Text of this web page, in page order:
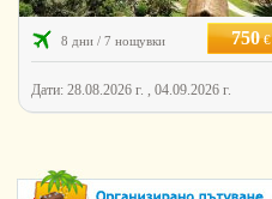
8 дни / 7 нощувки 750€
Дати: 28.08.2026 г. , 04.09.2026 г.